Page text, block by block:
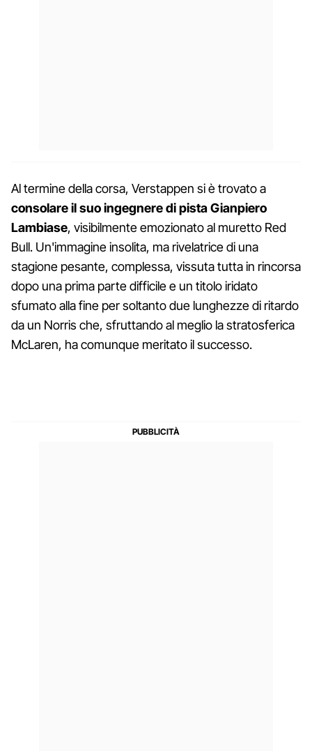
Al termine della corsa, Verstappen si è trovato a
consolare il suo ingegnere di pista Gianpiero
Lambiase, visibilmente emozionato al muretto Red
Bull. Un'immagine insolita, ma rivelatrice di una
stagione pesante, complessa, vissuta tutta in rincorsa
dopo una prima parte difficile e un titolo iridato
sfumato alla fine per soltanto due lunghezze di ritardo
da un Norris che, sfruttando al meglio la stratosferica
McLaren, ha comunque meritato il successo.